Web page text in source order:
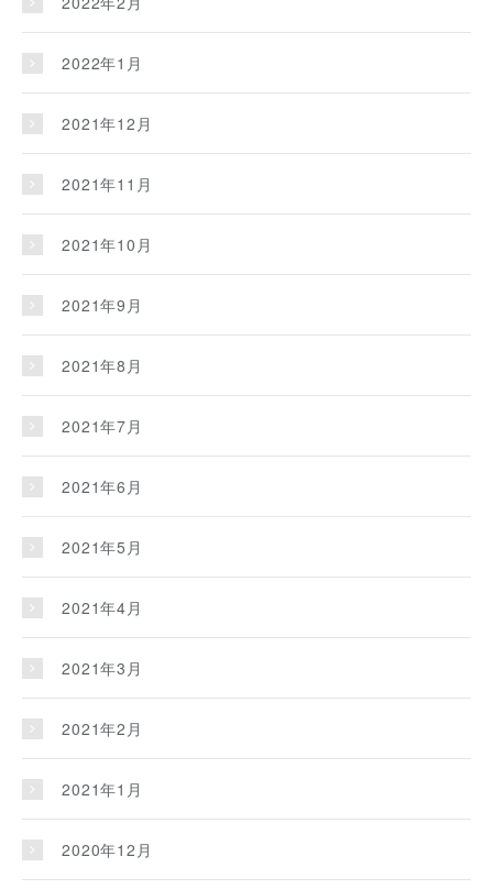
2022年1月
2021年12月
2021年11月
2021年10月
2021年9月
2021年8月
2021年7月
2021年6月
2021年5月
2021年4月
2021年3月
2021年2月
2021年1月
2020年12月